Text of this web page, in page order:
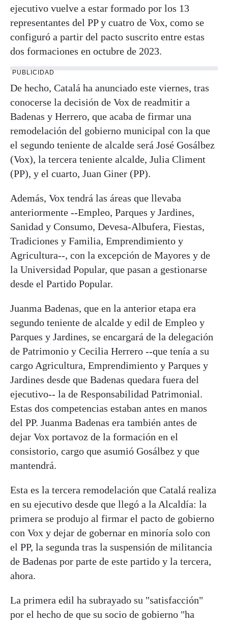
ejecutivo vuelve a estar formado por los 13
representantes del PP y cuatro de Vox, como se
configuró a partir del pacto suscrito entre estas
dos formaciones en octubre de 2023.
PUBLICIDAD
De hecho, Catalá ha anunciado este viernes, tras
conocerse la decisión de Vox de readmitir a
Badenas y Herrero, que acaba de firmar una
remodelación del gobierno municipal con la que
el segundo teniente de alcalde será José Gosálbez
(Vox), la tercera teniente alcalde, Julia Climent
(PP), y el cuarto, Juan Giner (PP).
Además, Vox tendrá las áreas que llevaba
anteriormente --Empleo, Parques y Jardines,
Sanidad y Consumo, Devesa-Albufera, Fiestas,
Tradiciones y Familia, Emprendimiento y
Agricultura--, con la excepción de Mayores y de
la Universidad Popular, que pasan a gestionarse
desde el Partido Popular.
Juanma Badenas, que en la anterior etapa era
segundo teniente de alcalde y edil de Empleo y
Parques y Jardines, se encargará de la delegación
de Patrimonio y Cecilia Herrero --que tenía a su
cargo Agricultura, Emprendimiento y Parques y
Jardines desde que Badenas quedara fuera del
ejecutivo-- la de Responsabilidad Patrimonial.
Estas dos competencias estaban antes en manos
del PP. Juanma Badenas era también antes de
dejar Vox portavoz de la formación en el
consistorio, cargo que asumió Gosálbez y que
mantendrá.
Esta es la tercera remodelación que Catalá realiza
en su ejecutivo desde que llegó a la Alcaldía: la
primera se produjo al firmar el pacto de gobierno
con Vox y dejar de gobernar en minoría solo con
el PP, la segunda tras la suspensión de militancia
de Badenas por parte de este partido y la tercera,
ahora.
La primera edil ha subrayado su "satisfacción"
por el hecho de que su socio de gobierno "ha